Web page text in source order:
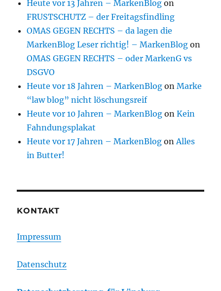
Heute vor 13 Jahren – MarkenBlog on
FRUSTSCHUTZ – der Freitagsfindling
OMAS GEGEN RECHTS – da lagen die
MarkenBlog Leser richtig! – MarkenBlog on
OMAS GEGEN RECHTS – oder MarkenG vs
DSGVO
Heute vor 18 Jahren – MarkenBlog onMarke
“law blog” nicht löschungsreif
Heute vor 10 Jahren – MarkenBlog onKein
Fahndungsplakat
Heute vor 17 Jahren – MarkenBlog onAlles
in Butter!
KONTAKT
Impressum
Datenschutz